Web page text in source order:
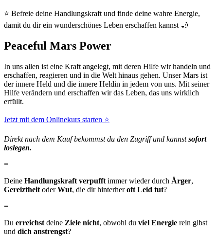
⭐ Befreie deine Handlungskraft und finde deine wahre Energie,
damit du dir ein wunderschönes Leben erschaffen kannst 🌙
Peaceful Mars Power
In uns allen ist eine Kraft angelegt, mit deren Hilfe wir handeln und
erschaffen, reagieren und in die Welt hinaus gehen. Unser Mars ist
der innere Held und die innere Heldin in jedem von uns. Mit seiner
Hilfe verändern und erschaffen wir das Leben, das uns wirklich
erfüllt.
Jetzt mit dem Onlinekurs starten ⭐
Direkt nach dem Kauf bekommst du den Zugriff und kannstsofort
loslegen.
=
Deine Handlungskraft verpufft immer wieder durch Ärger,
Gereiztheit oderWut, die dir hinterheroft Leid tut?
=
Du erreichst deine Ziele nicht, obwohl du viel Energie rein gibst
und dich anstrengst?